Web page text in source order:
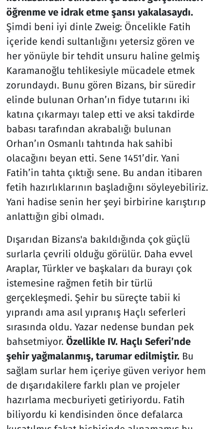
öğrenme ve idrak etme şansı yakalasaydı.
Şimdi beni iyi dinle Zweig: Öncelikle Fatih
içeride kendi sultanlığını yetersiz gören ve
her yönüyle bir tehdit unsuru haline gelmiş
Karamanoğlu tehlikesiyle mücadele etmek
zorundaydı. Bunu gören Bizans, bir süredir
elinde bulunan Orhan’ın fidye tutarını iki
katına çıkarmayı talep etti ve aksi takdirde
babası tarafından akrabalığı bulunan
Orhan’ın Osmanlı tahtında hak sahibi
olacağını beyan etti. Sene 1451’dir. Yani
Fatih’in tahta çıktığı sene. Bu andan itibaren
fetih hazırlıklarının başladığını söyleyebiliriz.
Yani hadise senin her şeyi birbirine karıştırıp
anlattığın gibi olmadı.
Dışarıdan Bizans'a bakıldığında çok güçlü
surlarla çevrili olduğu görülür. Daha evvel
Araplar, Türkler ve başkaları da burayı çok
istemesine rağmen fetih bir türlü
gerçekleşmedi. Şehir bu süreçte tabii ki
yıprandı ama asıl yıpranış Haçlı seferleri
sırasında oldu. Yazar nedense bundan pek
bahsetmiyor. Özellikle IV. Haçlı Seferi’nde
şehir yağmalanmış, tarumar edilmiştir.Bu
sağlam surlar hem içeriye güven veriyor hem
de dışarıdakilere farklı plan ve projeler
hazırlama mecburiyeti getiriyordu. Fatih
biliyordu ki kendisinden önce defalarca